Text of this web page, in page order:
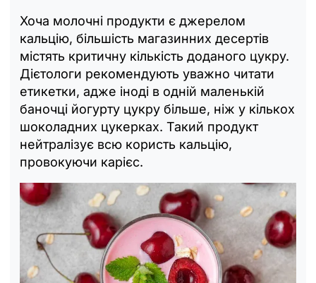
Хоча молочні продукти є джерелом
кальцію, більшість магазинних десертів
містять критичну кількість доданого цукру.
Дієтологи рекомендують уважно читати
етикетки, адже іноді в одній маленькій
баночці йогурту цукру більше, ніж у кількох
шоколадних цукерках. Такий продукт
нейтралізує всю користь кальцію,
провокуючи карієс.